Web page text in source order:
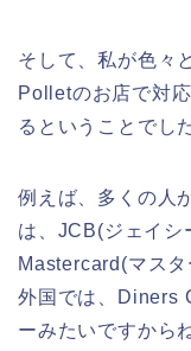
そして、私が色々
Polletのお店で対
るということでし
例えば、多くの人
は、JCB(ジェイシ
Mastercard(マスタ
外国では、Diners
ーみたいですから